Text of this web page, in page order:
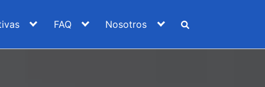
FAQ Nosotros